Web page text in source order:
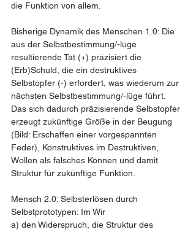
die Funktion von allem.
Bisherige Dynamik des Menschen 1.0: Die
aus der Selbstbestimmung/-lüge
resultierende Tat (+) präzisiert die
(Erb)Schuld, die ein destruktives
Selbstopfer (-) erfordert, was wiederum zur
nächsten Selbstbestimmung/-lüge führt.
Das sich dadurch präzisierende Selbstopfer
erzeugt zukünftige Größe in der Beugung
(Bild: Erschaffen einer vorgespannten
Feder), Konstruktives im Destruktiven,
Wollen als falsches Können und damit
Struktur für zukünftige Funktion.
Mensch 2.0: Selbsterlösen durch
Selbstprototypen: Im Wir
a) den Widerspruch, die Struktur des